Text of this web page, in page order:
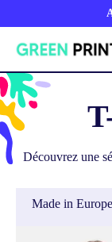
Découvrez une
Made in Europe